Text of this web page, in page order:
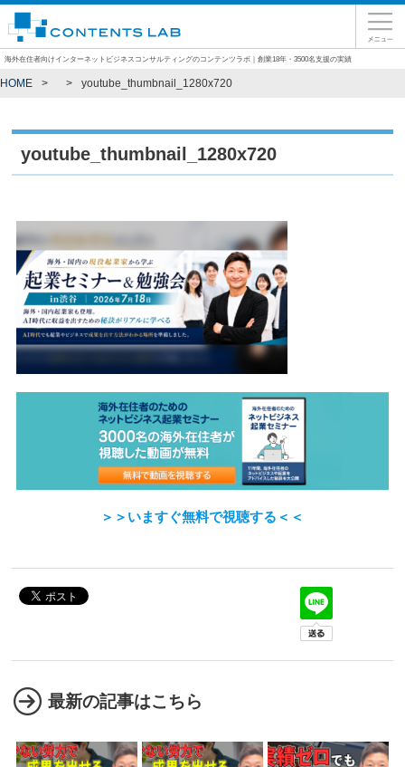
海外在住者向けインターネットビジネスコンサルティングのコンテンツラボ｜創業18年・3500名支援の実績
HOME youtube_thumbnail_1280x720
youtube_thumbnail_1280x720
＞＞いますぐ無料で視聴する＜＜
最新の記事はこちら